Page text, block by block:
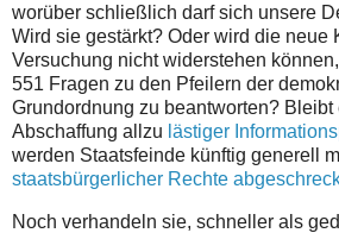
worüber schließlich darf sich unsere
Wird sie gestärkt? Oder wird die neue
Versuchung nicht widerstehen
551 Fragen zu den Pfeilern der
Grundordnung zu beantworten? Bleibt
Abschaffung allzu lästiger
werden Staatsfeinde künftig generell
staatsbürgerlicher Rechte
Noch verhandeln sie, schneller als